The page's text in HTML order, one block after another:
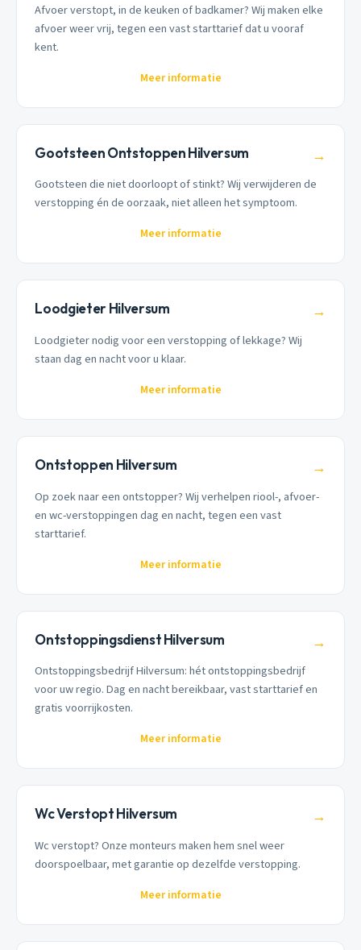
Afvoer verstopt, in de keuken of badkamer? Wij maken elke
afvoer weer vrij, tegen een vast starttarief dat u vooraf
kent.
Meer informatie
Gootsteen Ontstoppen Hilversum →
Gootsteen die niet doorloopt of stinkt? Wij verwijderen de
verstopping én de oorzaak, niet alleen het symptoom.
Meer informatie
Loodgieter Hilversum →
Loodgieter nodig voor een verstopping of lekkage? Wij
staan dag en nacht voor u klaar.
Meer informatie
Ontstoppen Hilversum →
Op zoek naar een ontstopper? Wij verhelpen riool-, afvoer-
en wc-verstoppingen dag en nacht, tegen een vast
starttarief.
Meer informatie
Ontstoppingsdienst Hilversum →
Ontstoppingsbedrijf Hilversum: hét ontstoppingsbedrijf
voor uw regio. Dag en nacht bereikbaar, vast starttarief en
gratis voorrijkosten.
Meer informatie
Wc Verstopt Hilversum →
Wc verstopt? Onze monteurs maken hem snel weer
doorspoelbaar, met garantie op dezelfde verstopping.
Meer informatie